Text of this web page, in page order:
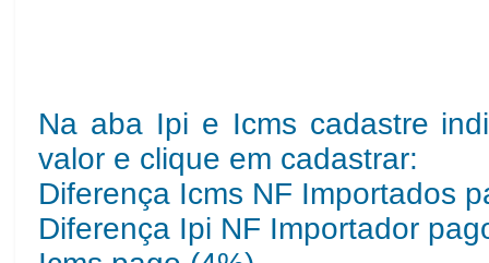
Na aba Ipi e Icms cadastre
valor e clique em cadastrar:
Diferença Icms NF Importados
Diferença Ipi NF Importador